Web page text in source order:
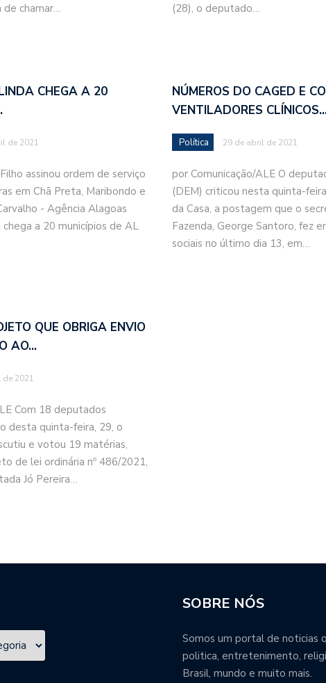
de chamar…
(28), o deputado…
CHEGA A 20
de 2021
assinou ordem de serviço
em Chã Preta, Maribondo e
- Agência Alagoas
chega a 20 municípios de AL
NÚMEROS DO CAGED E
VENTILADORES
Política 29 de abril de 2021
por Comunicação/ALE O
(DEM) criticou nesta quinta-
da Casa, a postagem que o
Fazenda, George Santoro, fez
sociais no último dia 13, em…
QUE OBRIGA ENVIO
AO…
2021
Com 18 deputados
desta quinta-feira, 29, o
e votou 19 matérias,
de lei ordinária nº 486/2021,
Jó Pereira…
SOBRE NÓS
Somos um portal de noticias
politica, entretenimento,
Brasil, mundo e muito mais.